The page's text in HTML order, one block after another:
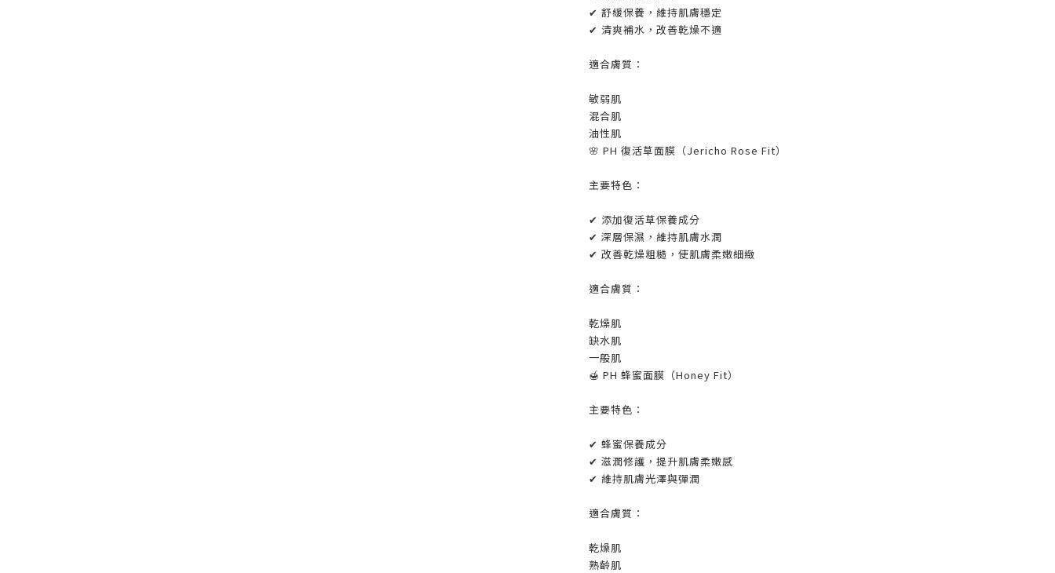
✔ 舒緩保養，維持肌膚穩定
✔ 清爽補水，改善乾燥不適
適合膚質：
敏弱肌
混合肌
油性肌
🌸 PH 復活草面膜（Jericho Rose Fit）
主要特色：
✔ 添加復活草保養成分
✔ 深層保濕，維持肌膚水潤
✔ 改善乾燥粗糙，使肌膚柔嫩細緻
適合膚質：
乾燥肌
缺水肌
一般肌
🍯 PH 蜂蜜面膜（Honey Fit）
主要特色：
✔ 蜂蜜保養成分
✔ 滋潤修護，提升肌膚柔嫩感
✔ 維持肌膚光澤與彈潤
適合膚質：
乾燥肌
熟齡肌